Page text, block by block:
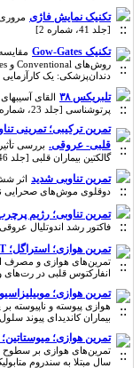
تکنیک نمایش فاژی
[جلد 41، شماره 2]
تکنیک Gow-Gates
مقایسه
دندان‌پزشکی: یک کارآزمایی بالینی
تلبریکس ۳۸
القای آسیبهای
پرتوشناسی [جلد 23، شماره 4]
قلبی- عروقی.
گالکتین بیماران قلبی [جلد 46، شماره 2]
تمرین تناوبی شدید
دوقلوی موش‌های صحرایی نر چاق [جلد
تمرین تناوبی؛ رژیم پرچرب؛VEGF؛ آنژیوژنز
فاکتور رشد اندوتلیال عروقی در
تمرین هوازی؛ استراگل؛ AST؛ ALT؛ ALP؛ انفارکتوس قلبی؛ رت ویستار
انفارکتوس قلبی در رت‌های ویستار نر
تمرین هوازی؛
هوازی پیوسته و نا‌‌پیوسته بر
بیماران کاندیدای پیوند سلول‌های
تمرین هوازی؛ میوستاتین؛
تمرین‌‌های هوازی بر سطوح
سال مبتلا به سندروم متابولیک [جلد 47،